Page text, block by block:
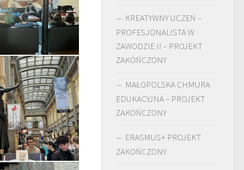
KREATYWNY UCZEŃ –
PROFESJONALISTA W
ZAWODZIE II – PROJEKT
ZAKOŃCZONY
MAŁOPOLSKA CHMURA
EDUKACYJNA – PROJEKT
ZAKOŃCZONY
ERASMUS+ PROJEKT
ZAKOŃCZONY